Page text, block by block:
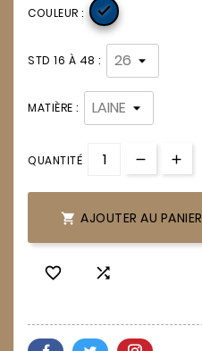
COULEUR : 
STD 16 À 48 :
MATIÈRE :
QUANTITÉ
 AJOUTER AU PANIER
 